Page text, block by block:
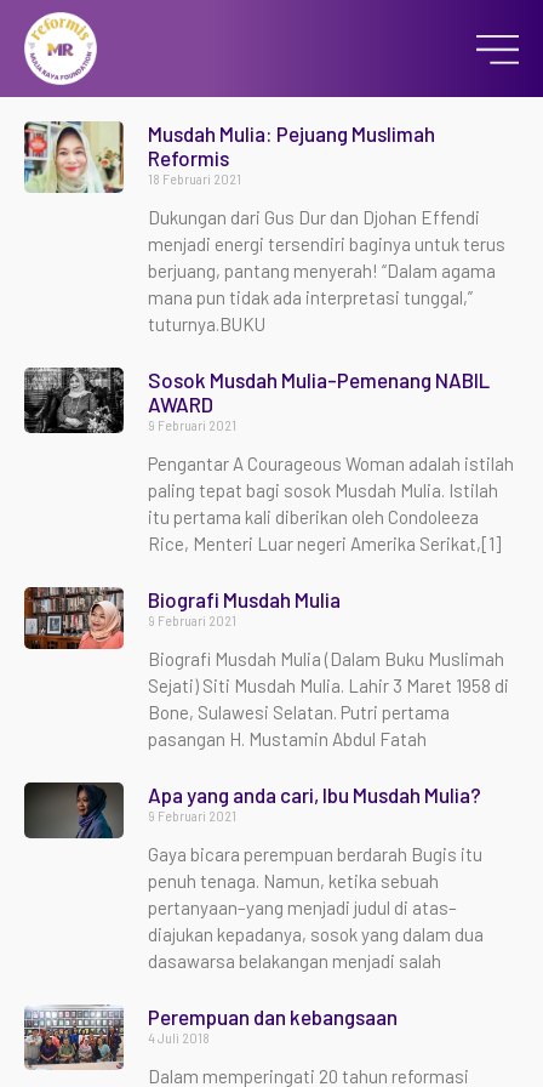
Musdah Mulia: Pejuang Muslimah
Reformis
18 Februari 2021
Dukungan dari Gus Dur dan Djohan Effendi
menjadi energi tersendiri baginya untuk terus
berjuang, pantang menyerah! “Dalam agama
mana pun tidak ada interpretasi tunggal,”
tuturnya.BUKU
Sosok Musdah Mulia-Pemenang NABIL
AWARD
9 Februari 2021
Pengantar A Courageous Woman adalah istilah
paling tepat bagi sosok Musdah Mulia. Istilah
itu pertama kali diberikan oleh Condoleeza
Rice, Menteri Luar negeri Amerika Serikat,[1]
Biografi Musdah Mulia
9 Februari 2021
Biografi Musdah Mulia (Dalam Buku Muslimah
Sejati) Siti Musdah Mulia. Lahir 3 Maret 1958 di
Bone, Sulawesi Selatan. Putri pertama
pasangan H. Mustamin Abdul Fatah
Apa yang anda cari, Ibu Musdah Mulia?
9 Februari 2021
Gaya bicara perempuan berdarah Bugis itu
penuh tenaga. Namun, ketika sebuah
pertanyaan–yang menjadi judul di atas–
diajukan kepadanya, sosok yang dalam dua
dasawarsa belakangan menjadi salah
Perempuan dan kebangsaan
4 Juli 2018
Dalam memperingati 20 tahun reformasi